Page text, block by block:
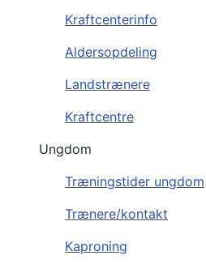
Kraftcenterinfo
Aldersopdeling
Landstrænere
Kraftcentre
Ungdom
Træningstider ungdom
Trænere/kontakt
Kaproning